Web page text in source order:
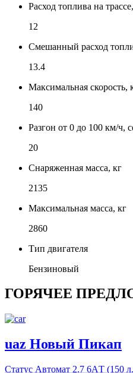
Расход топлива на
12
Смешанный расход
13.4
Максимальная скорость,
140
Разгон от 0 до 100 км/ч,
20
Снаряженная масса, кг
2135
Максимальная масса, кг
2860
Тип двигателя
Бензиновый
ГОРЯЧЕЕ
uaz Новый Пикап
Статус Автомат 2.7 6AТ (150